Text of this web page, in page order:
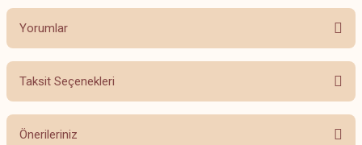
Yorumlar
Bu ürüne ilk yorumu siz yapın!
Taksit Seçenekleri
Önerileriniz